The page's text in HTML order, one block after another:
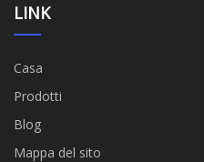
LINK
Casa
Prodotti
Blog
Mappa del sito